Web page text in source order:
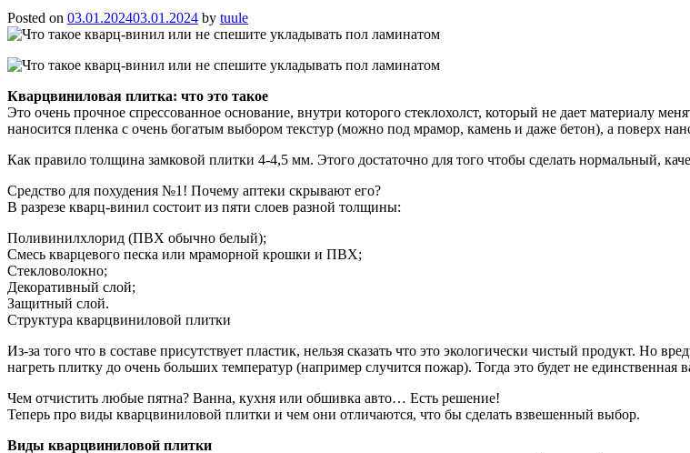
Posted on 03.01.202403.01.2024 by tuule
Кварцвиниловая плитка: что это такое
Это очень прочное спрессованное основание, внутри которого стеклохолст, который не дает материалу
наносится пленка с очень богатым выбором текстур (можно под мрамор, камень и даже бетон), а поверх
Как правило толщина замковой плитки 4-4,5 мм. Этого достаточно для того чтобы сделать нормальный,
Средство для похудения №1! Почему аптеки скрывают его?
В разрезе кварц-винил состоит из пяти слоев разной толщины:
Поливинилхлорид (ПВХ обычно белый);
Смесь кварцевого песка или мраморной крошки и ПВХ;
Стекловолокно;
Декоративный слой;
Защитный слой.
Структура кварцвиниловой плитки
Из-за того что в составе присутствует пластик, нельзя сказать что это экологически чистый продукт. Но
нагреть плитку до очень больших температур (например случится пожар). Тогда это будет не единственная
Чем отчистить любые пятна? Ванна, кухня или обшивка авто… Есть решение!
Теперь про виды кварцвиниловой плитки и чем они отличаются, что бы сделать взвешенный выбор.
Виды кварцвиниловой плитки